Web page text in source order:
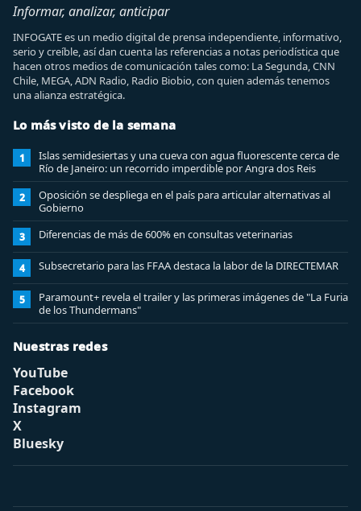
Informar, analizar, anticipar
INFOGATE es un medio digital de prensa independiente, informativo,
serio y creíble, así dan cuenta las referencias a notas periodística que
hacen otros medios de comunicación tales como: La Segunda, CNN
Chile, MEGA, ADN Radio, Radio Biobio, con quien además tenemos
una alianza estratégica.
Lo más visto de la semana
1
Islas semidesiertas y una cueva con agua fluorescente cerca de
Río de Janeiro: un recorrido imperdible por Angra dos Reis
2
Oposición se despliega en el país para articular alternativas al
Gobierno
3 Diferencias de más de 600% en consultas veterinarias
4 Subsecretario para las FFAA destaca la labor de la DIRECTEMAR
5
Paramount+ revela el trailer y las primeras imágenes de "La Furia
de los Thundermans"
Nuestras redes
YouTube
Facebook
Instagram
X
Bluesky